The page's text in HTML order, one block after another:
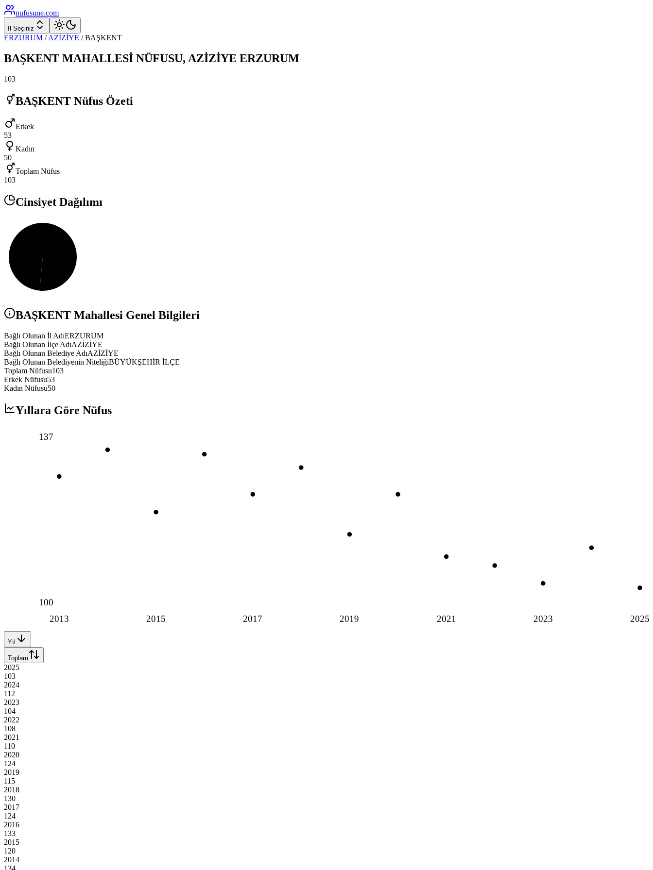
nufusune.com
İl Seçiniz
ERZURUM / AZİZİYE /BAŞKENT
BAŞKENT MAHALLESİ NÜFUSU, AZİZİYE ERZURUM
103
BAŞKENT Nüfus Özeti
Erkek
53
Kadın
50
Toplam Nüfus
103
Cinsiyet Dağılımı
BAŞKENT Mahallesi Genel Bilgileri
Bağlı Olunan İl AdıERZURUM
Bağlı Olunan İlçe AdıAZİZİYE
Bağlı Olunan Belediye AdıAZİZİYE
Bağlı Olunan Belediyenin NiteliğiBÜYÜKŞEHİR İLÇE
Toplam Nüfusu103
Erkek Nüfusu53
Kadın Nüfusu50
Yıllara Göre Nüfus
2013 2015 2017 2019 2021 2023 2025
137
100
Yıl
Toplam
2025
103
2024
112
2023
104
2022
108
2021
110
2020
124
2019
115
2018
130
2017
124
2016
133
2015
120
2014